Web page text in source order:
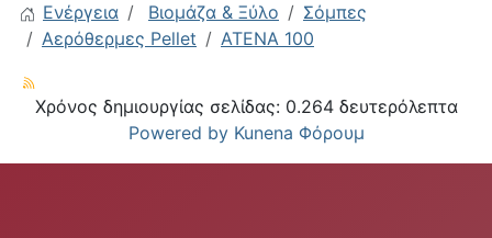
Ενέργεια Βιομάζα & Ξύλο
Σόμπες
Αερόθερμες Pellet
ATENA 100
Χρόνος δημιουργίας σελίδας: 0.264 δευτερόλεπτα
Powered by Kunena Φόρουμ